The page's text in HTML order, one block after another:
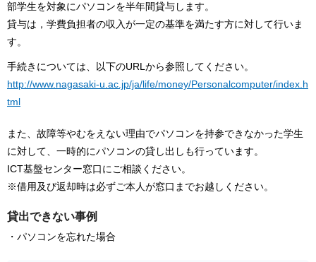
部学生を対象にパソコンを半年間貸与します。
貸与は，学費負担者の収入が一定の基準を満たす方に対して行いま
す。
手続きについては、以下のURLから参照してください。
http://www.nagasaki-u.ac.jp/ja/life/money/Personalcomputer/index.h
tml
また、故障等やむをえない理由でパソコンを持参できなかった学生
に対して、一時的にパソコンの貸し出しも行っています。
ICT基盤センター窓口にご相談ください。
※借用及び返却時は必ずご本人が窓口までお越しください。
貸出できない事例
・パソコンを忘れた場合